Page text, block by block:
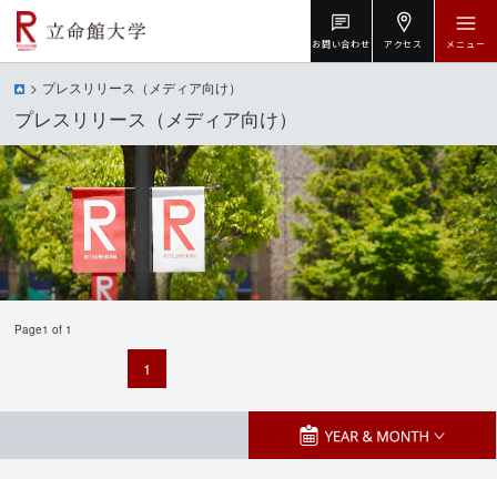
お問い合わせ アクセス メニュー
プレスリリース（メディア向け）
プレスリリース（メディア向け）
Page1 of 1
1